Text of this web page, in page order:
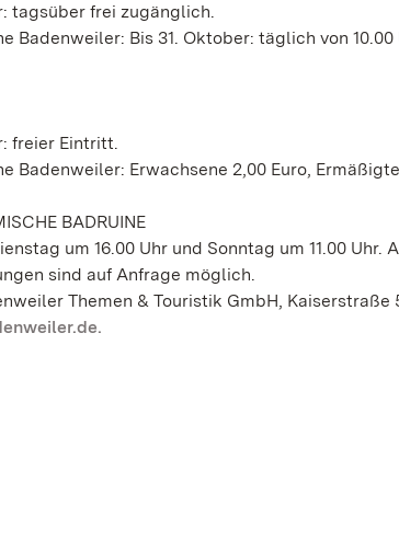
tagsüber frei zugänglich.
Badenweiler: Bis 31. Oktober: täglich von
freier Eintritt.
Badenweiler: Erwachsene 2,00 Euro,
BADRUINE
um 16.00 Uhr und Sonntag um 11.00 Uhr.
sind auf Anfrage möglich.
Themen & Touristik GmbH, Kaiserstraße